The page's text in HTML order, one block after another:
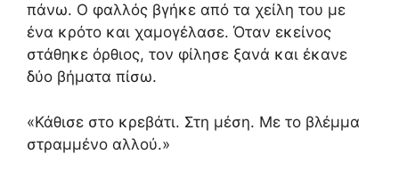
πάνω. Ο φαλλός βγήκε από τα χείλη του με
ένα κρότο και χαμογέλασε. Όταν εκείνος
στάθηκε όρθιος, τον φίλησε ξανά και έκανε
δύο βήματα πίσω.
«Κάθισε στο κρεβάτι. Στη μέση. Με το βλέμμα
στραμμένο αλλού.»